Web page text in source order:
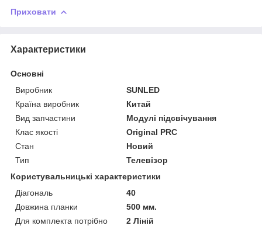
Приховати
Характеристики
Основні
Виробник
SUNLED
Країна виробник
Китай
Вид запчастини
Модулі підсвічування
Клас якості
Original PRC
Стан
Новий
Тип
Телевізор
Користувальницькі характеристики
Діагональ
40
Довжина планки
500 мм.
Для комплекта потрібно
2 Ліній